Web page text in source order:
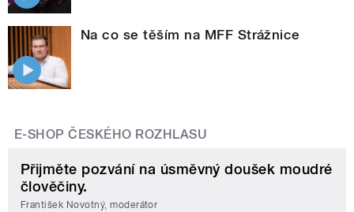
Na co se těším na MFF Strážnice
E-SHOP ČESKÉHO ROZHLASU
Přijměte pozvání na úsměvný doušek moudré
člověčiny.
František Novotný, moderátor